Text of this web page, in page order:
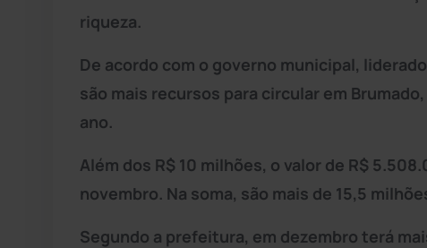
riqueza.
De acordo com o governo municipal,
são mais recursos para circular em
ano.
Além dos R$ 10 milhões, o valor de R$
novembro. Na soma, são mais de 15,5
Segundo a prefeitura, em dezembro terá